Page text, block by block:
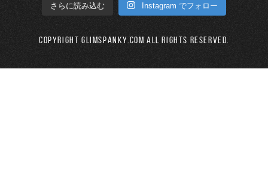
さらに読み込む Instagram でフォロー
Copyright GLIMSPANKY.COM All Rights Reserved.